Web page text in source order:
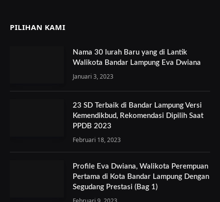
PILIHAN KAMI
Nama 30 lurah Baru yang di Lantik
Walikota Bandar Lampung Eva Dwiana
Januari 3, 2023
23 SD Terbaik di Bandar Lampung Versi
Kemendikbud, Rekomendasi Dipilih Saat
PPDB 2023
Februari 18, 2023
Profile Eva Dwiana, Walikota Perempuan
Pertama di Kota Bandar Lampung Dengan
Segudang Prestasi (Bag 1)